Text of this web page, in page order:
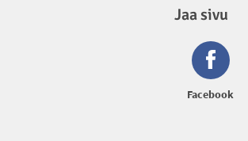
Jaa sivu
Facebook